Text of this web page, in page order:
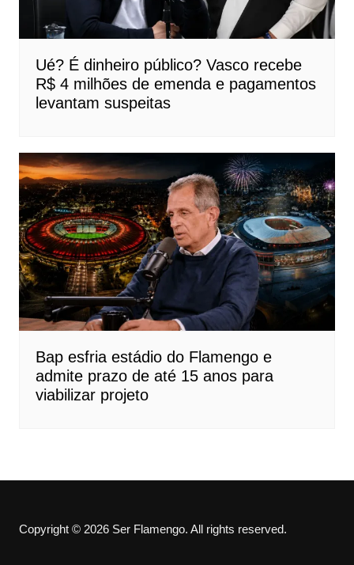
Ué? É dinheiro público? Vasco recebe
R$ 4 milhões de emenda e pagamentos
levantam suspeitas
Bap esfria estádio do Flamengo e
admite prazo de até 15 anos para
viabilizar projeto
Copyright © 2026 Ser Flamengo. All rights reserved.